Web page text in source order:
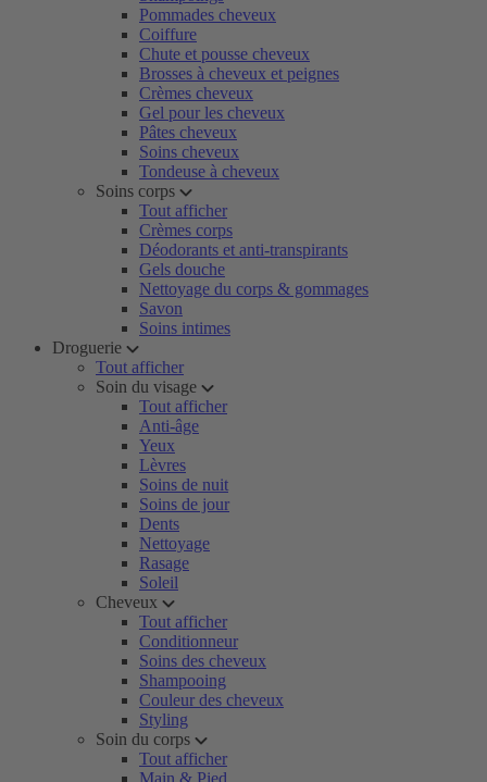
Pommades cheveux
Coiffure
Chute et pousse cheveux
Brosses à cheveux et peignes
Crèmes cheveux
Gel pour les cheveux
Pâtes cheveux
Soins cheveux
Tondeuse à cheveux
Soins corps
Tout afficher
Crèmes corps
Déodorants et anti-transpirants
Gels douche
Nettoyage du corps & gommages
Savon
Soins intimes
Droguerie
Tout afficher
Soin du visage
Tout afficher
Anti-âge
Yeux
Lèvres
Soins de nuit
Soins de jour
Dents
Nettoyage
Rasage
Soleil
Cheveux
Tout afficher
Conditionneur
Soins des cheveux
Shampooing
Couleur des cheveux
Styling
Soin du corps
Tout afficher
Main & Pied